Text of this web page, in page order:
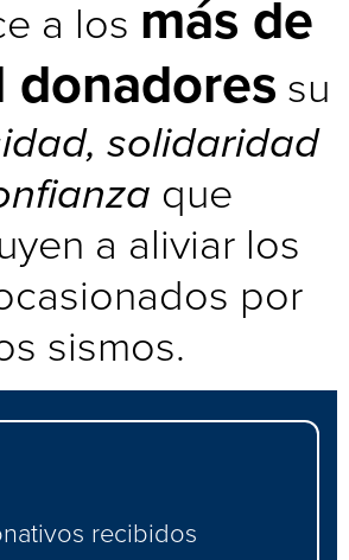
a los más de
donadores su
solidaridad
que
a aliviar los
por
sismos.
recibidos